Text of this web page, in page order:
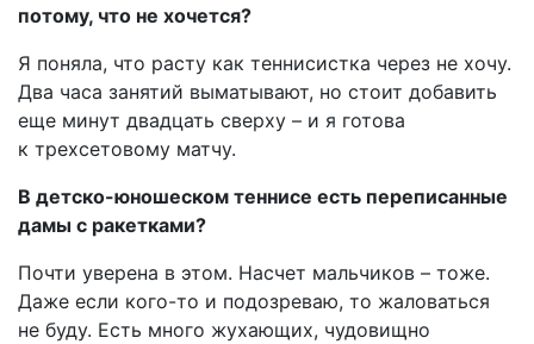
потому, что не хочется?
Я поняла, что расту как теннисистка через не хочу.
Два часа занятий выматывают, но стоит добавить
еще минут двадцать сверху – и я готова
к трехсетовому матчу.
В детско-юношеском теннисе есть переписанные
дамы с ракетками?
Почти уверена в этом. Насчет мальчиков – тоже.
Даже если кого-то и подозреваю, то жаловаться
не буду. Есть много жухающих, чудовищно